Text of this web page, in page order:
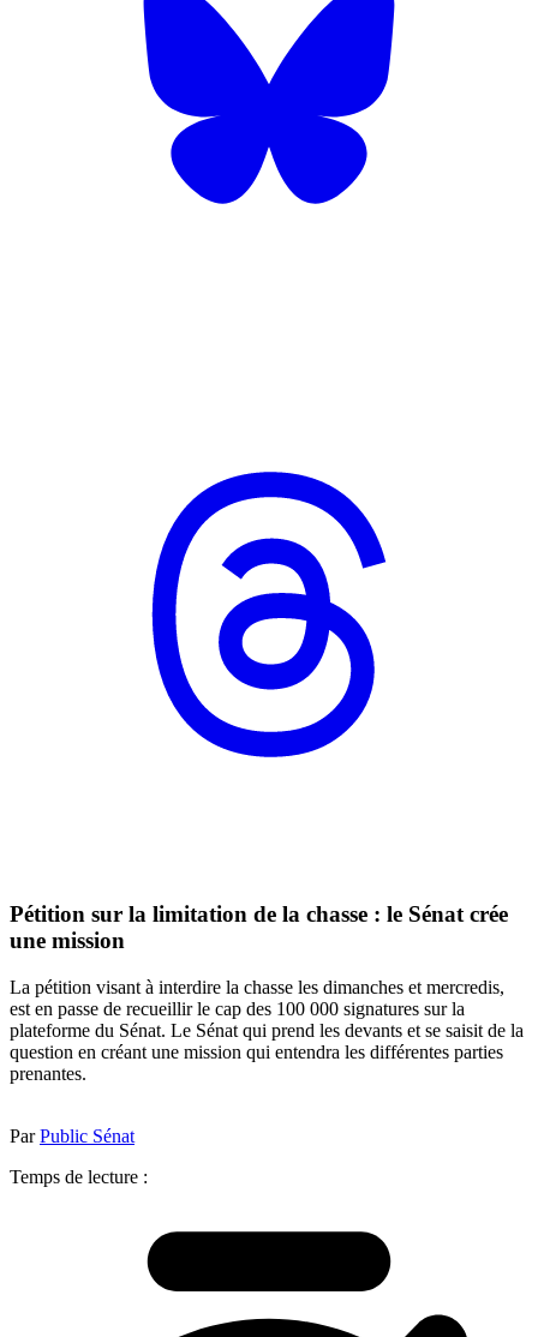
Pétition sur la limitation de la chasse : le Sénat crée
une mission
La pétition visant à interdire la chasse les dimanches et mercredis,
est en passe de recueillir le cap des 100 000 signatures sur la
plateforme du Sénat. Le Sénat qui prend les devants et se saisit de la
question en créant une mission qui entendra les différentes parties
prenantes.
ParPublic Sénat
Temps de lecture :